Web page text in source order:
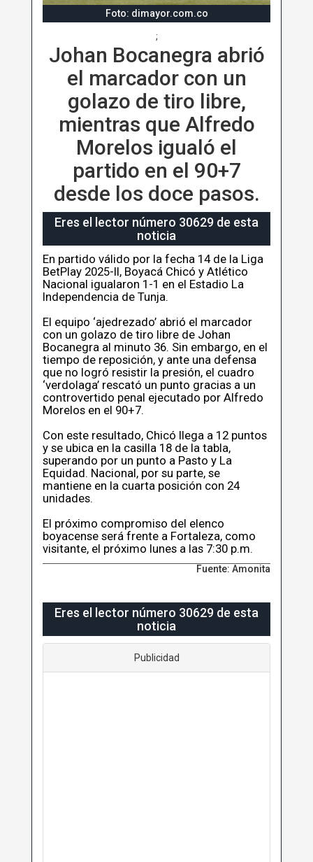
Foto: dimayor.com.co
;
Johan Bocanegra abrió
el marcador con un
golazo de tiro libre,
mientras que Alfredo
Morelos igualó el
partido en el 90+7
desde los doce pasos.
Eres el lector número 30629 de esta
noticia
En partido válido por la fecha 14 de la Liga
BetPlay 2025-II, Boyacá Chicó y Atlético
Nacional igualaron 1-1 en el Estadio La
Independencia de Tunja.
El equipo ‘ajedrezado’ abrió el marcador
con un golazo de tiro libre de Johan
Bocanegra al minuto 36. Sin embargo, en el
tiempo de reposición, y ante una defensa
que no logró resistir la presión, el cuadro
‘verdolaga’ rescató un punto gracias a un
controvertido penal ejecutado por Alfredo
Morelos en el 90+7.
Con este resultado, Chicó llega a 12 puntos
y se ubica en la casilla 18 de la tabla,
superando por un punto a Pasto y La
Equidad. Nacional, por su parte, se
mantiene en la cuarta posición con 24
unidades.
El próximo compromiso del elenco
boyacense será frente a Fortaleza, como
visitante, el próximo lunes a las 7:30 p.m.
Fuente: Amonita
Eres el lector número 30629 de esta
noticia
Publicidad